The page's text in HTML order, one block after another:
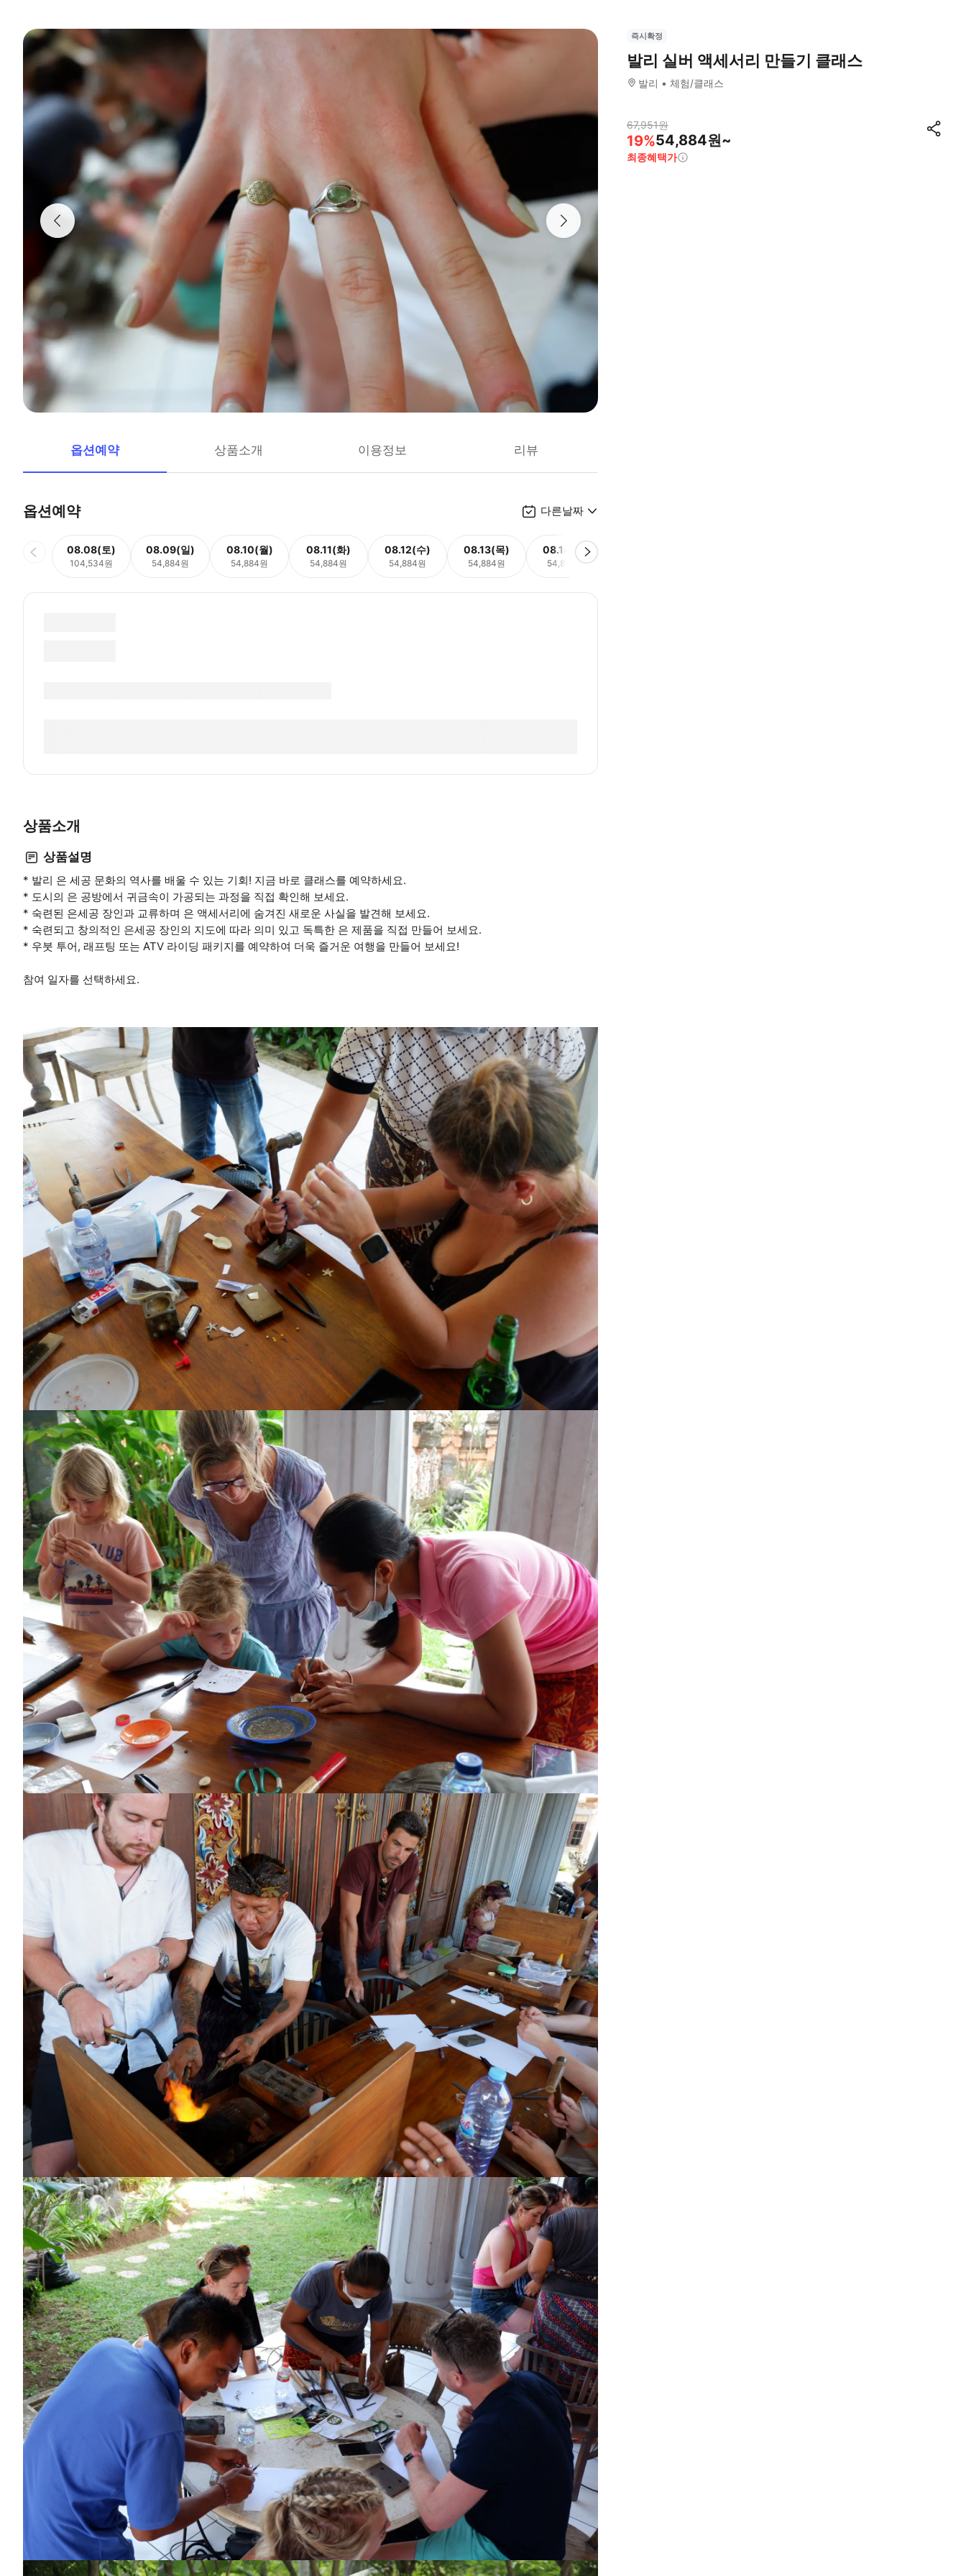
옵션예약 상품소개 이용정보 리뷰
옵션예약 다른날짜
08.08(토)
104,534원
08.09(일)
54,884원
08.10(월)
54,884원
08.11(화)
54,884원
08.12(수)
54,884원
08.13(목)
54,884원
08.14(금)
54,884원
상품소개
상품설명
* 발리 은 세공 문화의 역사를 배울 수 있는 기회! 지금 바로 클래스를 예약하세요.
* 도시의 은 공방에서 귀금속이 가공되는 과정을 직접 확인해 보세요.
* 숙련된 은세공 장인과 교류하며 은 액세서리에 숨겨진 새로운 사실을 발견해 보세요.
* 숙련되고 창의적인 은세공 장인의 지도에 따라 의미 있고 독특한 은 제품을 직접 만들어 보세요.
* 우붓 투어, 래프팅 또는 ATV 라이딩 패키지를 예약하여 더욱 즐거운 여행을 만들어 보세요!
참여 일자를 선택하세요.
즉시확정
발리 실버 액세서리 만들기 클래스
발리 체험/클래스
67,951원
19%54,884원~
최종혜택가